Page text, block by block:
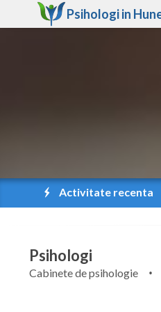
Psihologi in
Activitate recenta
Psihologi
Cabinete de psihologie